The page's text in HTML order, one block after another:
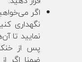
اگر
نگهداری
نمایید تا
پس از